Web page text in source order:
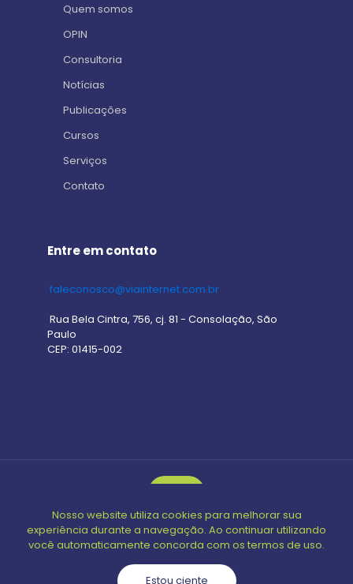
Quem somos
OPIN
Consultoria
Notícias
Publicações
Cursos
Serviços
Contato
Entre em contato
faleconosco@viainternet.com.br
Rua Bela Cintra, 756, cj. 81 - Consolação, São
Paulo
CEP: 01415-002
© 2024 Guia Open | Todos os direitos reservados |
Powered byOreo Consultoria
Nosso website utiliza cookies para melhorar sua
experiência durante a navegação. Ao continuar utilizando
você automaticamente concorda com os termos de uso.
Estou ciente